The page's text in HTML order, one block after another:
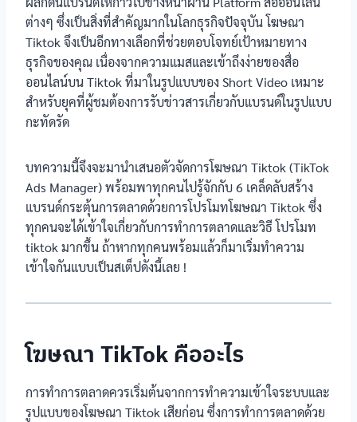
ต่างๆ ซึ่งเป็นสิ่งที่สำคัญมากในโลกธุรกิจปัจจุบัน โฆษณา
Tiktok จึงเป็นอีกทางเลือกที่ช่วยตอบโจทย์เป้าหมายทาง
ธุรกิจของคุณ เนื่องจากความแมสและเข้าถึงง่ายของสื่อ
ออนไลน์บน Tiktok ที่มาในรูปแบบของ Short Video เหมาะ
สำหรับยุคที่ผู้ชมต้องการรับข่าวสารเกี่ยวกับแบรนด์ในรูปแบบ
กะทัดรัด
บทความนี้จึงจะมานำเสนอตัวจัดการโฆษณา Tiktok (TikTok
Ads Manager) พร้อมพาทุกคนไปรู้จักกับ 6 เคล็ดลับสร้าง
แบรนด์กระตุ้นการตลาดด้วยการโปรโมทโฆษณา Tiktok ซึ่ง
ทุกคนจะได้เข้าใจเกี่ยวกับการทำการตลาดและวิธี โปรโมท
tiktok มากขึ้น ถ้าหากทุกคนพร้อมแล้วก็มาเริ่มทำความ
เข้าใจกันแบบเป็นสเต็ปดังนี้เลย !
โฆษณา TikTok คืออะไร
การทำการตลาดควรเริ่มต้นจากการทำความเข้าใจระบบและ
รูปแบบของโฆษณา Tiktok เสียก่อน ซึ่งการทำการตลาดด้วย